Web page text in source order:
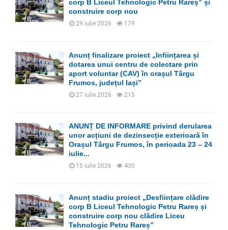
corp B Liceul Tehnologic Petru Rareș” și
construire corp nou
29 iulie 2026 179
Anunț finalizare proiect „Înființarea și
dotarea unui centru de colectare prin
aport voluntar (CAV) în orașul Târgu
Frumos, județul Iași”
27 iulie 2026 215
ANUNȚ DE INFORMARE privind derularea
unor acțiuni de dezinsecție exterioară în
Orașul Târgu Frumos, în perioada 23 – 24
iulie...
15 iulie 2026 430
Anunț stadiu proiect „Desființare clădire
corp B Liceul Tehnologic Petru Rareș și
construire corp nou clădire Liceu
Tehnologic Petru Rareș”